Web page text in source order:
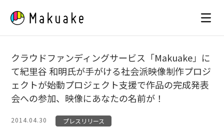
content
クラウドファンディングサービス「Makuake」に
て紀里谷 和明氏が手がける社会派映像制作プロジ
ェクトが始動プロジェクト支援で作品の完成発表
会への参加、映像にあなたの名前が！
2014.04.30 プレスリリース